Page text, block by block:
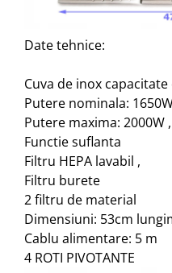
Date tehnice:
Cuva de inox capacitate
Putere nominala:
Putere maxima: 2000W ,
Functie suflanta
Filtru HEPA lavabil ,
Filtru burete
2 filtru de material
Dimensiuni: 53cm
Cablu alimentare: 5 m
4 ROTI PIVOTANTE